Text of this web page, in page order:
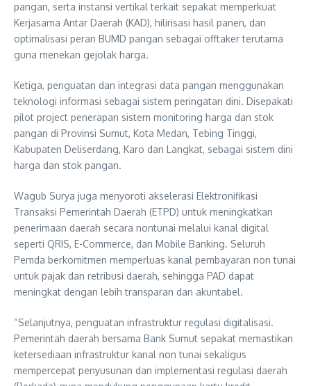
pangan, serta instansi vertikal terkait sepakat memperkuat
Kerjasama Antar Daerah (KAD), hilirisasi hasil panen, dan
optimalisasi peran BUMD pangan sebagai offtaker terutama
guna menekan gejolak harga.
Ketiga, penguatan dan integrasi data pangan menggunakan
teknologi informasi sebagai sistem peringatan dini. Disepakati
pilot project penerapan sistem monitoring harga dan stok
pangan di Provinsi Sumut, Kota Medan, Tebing Tinggi,
Kabupaten Deliserdang, Karo dan Langkat, sebagai sistem dini
harga dan stok pangan.
Wagub Surya juga menyoroti akselerasi Elektronifikasi
Transaksi Pemerintah Daerah (ETPD) untuk meningkatkan
penerimaan daerah secara nontunai melalui kanal digital
seperti QRIS, E-Commerce, dan Mobile Banking. Seluruh
Pemda berkomitmen memperluas kanal pembayaran non tunai
untuk pajak dan retribusi daerah, sehingga PAD dapat
meningkat dengan lebih transparan dan akuntabel.
“Selanjutnya, penguatan infrastruktur regulasi digitalisasi.
Pemerintah daerah bersama Bank Sumut sepakat memastikan
ketersediaan infrastruktur kanal non tunai sekaligus
mempercepat penyusunan dan implementasi regulasi daerah